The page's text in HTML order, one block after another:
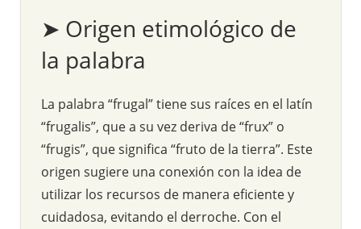
➤ Origen etimológico de
la palabra
La palabra “frugal” tiene sus raíces en el latín
“frugalis”, que a su vez deriva de “frux” o
“frugis”, que significa “fruto de la tierra”. Este
origen sugiere una conexión con la idea de
utilizar los recursos de manera eficiente y
cuidadosa, evitando el derroche. Con el